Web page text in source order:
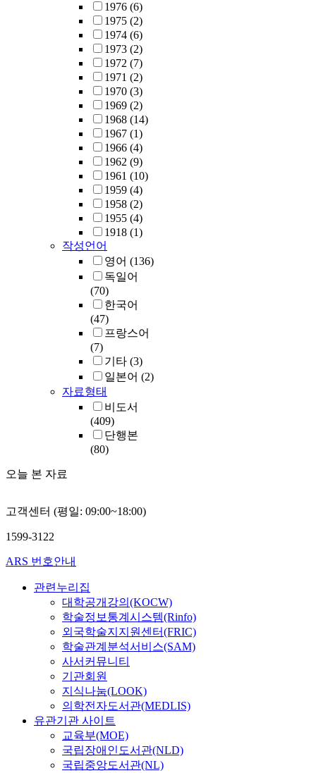
1976 (6)
1975 (2)
1974 (6)
1973 (2)
1972 (7)
1971 (2)
1970 (3)
1969 (2)
1968 (14)
1967 (1)
1966 (4)
1962 (9)
1961 (10)
1959 (4)
1958 (2)
1955 (4)
1918 (1)
작성언어
영어 (136)
독일어
(70)
한국어
(47)
프랑스어
(7)
기타 (3)
일본어 (2)
자료형태
비도서
(409)
단행본
(80)
오늘 본 자료
고객센터 (평일: 09:00~18:00)
1599-3122
ARS 번호안내
관련누리집
대학공개강의(KOCW)
학술정보통계시스템(Rinfo)
외국학술지지원센터(FRIC)
학술관계분석서비스(SAM)
사서커뮤니티
기관회원
지식나눔(LOOK)
의학전자도서관(MEDLIS)
유관기관 사이트
교육부(MOE)
국립장애인도서관(NLD)
국립중앙도서관(NL)